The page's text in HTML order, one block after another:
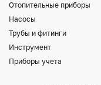
Отопительные приборы
Насосы
Трубы и фитинги
Инструмент
Приборы учета